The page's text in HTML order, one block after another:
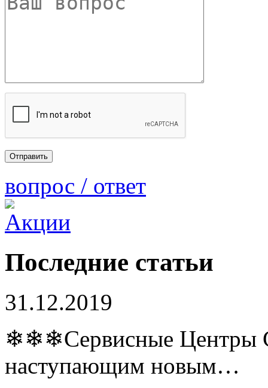
вопрос / ответ
Последние статьи
31.12.2019
❄❄❄Сервисные Центры
наступающим новым…